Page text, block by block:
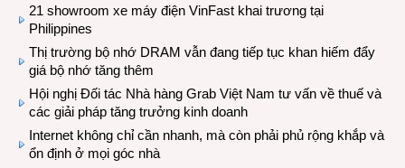
21 showroom xe máy điện VinFast khai trương tại
Philippines
Thị trường bộ nhớ DRAM vẫn đang tiếp tục khan hiếm đẩy
giá bộ nhớ tăng thêm
Hội nghị Đối tác Nhà hàng Grab Việt Nam tư vấn về thuế và
các giải pháp tăng trưởng kinh doanh
Internet không chỉ cần nhanh, mà còn phải phủ rộng khắp và
ổn định ở mọi góc nhà